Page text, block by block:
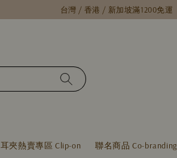
台灣 / 香港 / 新加坡滿1200免運
耳夾熱賣專區 Clip-on 聯名商品 Co-branding